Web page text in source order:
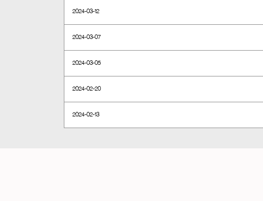
2024-03-12
2024-03-07
2024-03-05
2024-02-20
2024-02-13